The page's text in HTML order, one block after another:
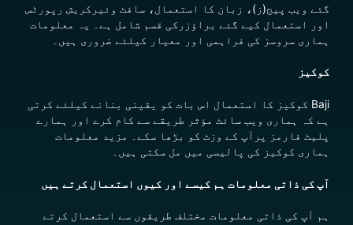
گئے ویب پیج(ز)، زبان کا استعمال، سافٹ وئیرکریش رپورٹس
اور استعمال کیے گئے براؤزرکی قسم شامل ہے۔ یہ معلومات
ہماری سروسز کی فراہمی اور معیار کیلئے ضروری ہیں۔
کوکیز
Baji کوکیز کا استعمال اس بات کو یقینی بنانے کیلئے کرتی
ہے کہ ہماری ویب سائٹ مؤثر طریقے سے کام کرے اور ہمارے
پلیٹ فارمز پرآپ کے وزٹ کو بڑھا سکے۔ مزید معلومات
ہماری کوکیز کی پالیسی میں مل سکتی ہیں۔
آپ کی ذاتی معلومات ہم کیسے اور کیوں استعمال کرتے ہیں
ہم آپ کی ذاتی معلومات مختلف طریقوں سے استعمال کرتے